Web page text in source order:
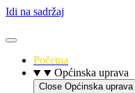
Idi na sadržaj
Početna
Općinska uprava
Close Općinska uprava